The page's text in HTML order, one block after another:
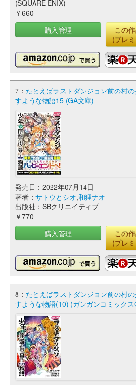
(SQUARE ENIX)
￥660
購入管理
この
(プレ
7： たとえばラストダンジョン前の村
すような物語15 (GA文庫)
発売日：2022年07月14日
著者： サトウとシオ,和狸ナオ
出版社：SBクリエイティブ
￥770
購入管理
この
(プレ
8： たとえばラストダンジョン前の村
すような物語(10) (ガンガンコミックス